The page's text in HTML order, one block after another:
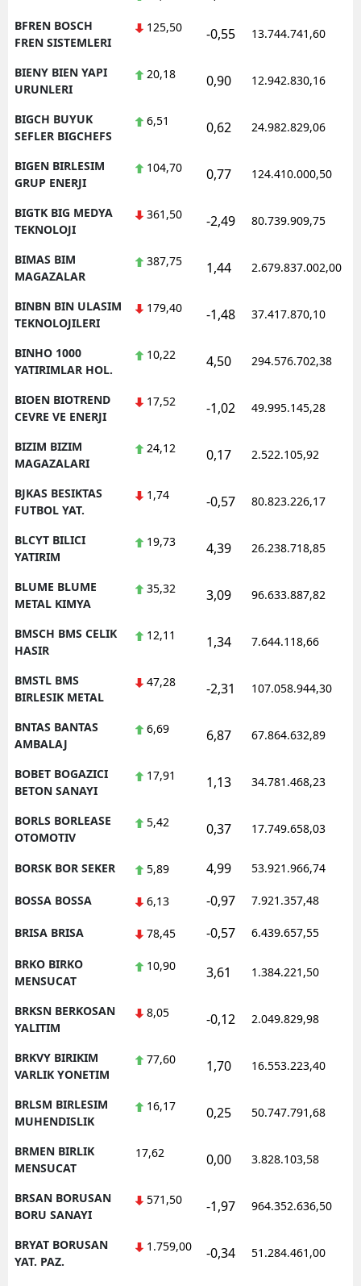
BFREN BOSCH
FREN SISTEMLERI
125,50 -0,55 13.744.741,60
BIENY BIEN YAPI
URUNLERI
20,18 0,90 12.942.830,16
BIGCH BUYUK
SEFLER BIGCHEFS
6,51 0,62 24.982.829,06
BIGEN BIRLESIM
GRUP ENERJI
104,70 0,77 124.410.000,50
BIGTK BIG MEDYA
TEKNOLOJI
361,50 -2,49 80.739.909,75
BIMAS BIM
MAGAZALAR
387,75 1,44 2.679.837.002,00
BINBN BIN ULASIM
TEKNOLOJILERI
179,40 -1,48 37.417.870,10
BINHO 1000
YATIRIMLAR HOL.
10,22 4,50 294.576.702,38
BIOEN BIOTREND
CEVRE VE ENERJI
17,52 -1,02 49.995.145,28
BIZIM BIZIM
MAGAZALARI
24,12 0,17 2.522.105,92
BJKAS BESIKTAS
FUTBOL YAT.
1,74 -0,57 80.823.226,17
BLCYT BILICI
YATIRIM
19,73 4,39 26.238.718,85
BLUME BLUME
METAL KIMYA
35,32 3,09 96.633.887,82
BMSCH BMS CELIK
HASIR
12,11 1,34 7.644.118,66
BMSTL BMS
BIRLESIK METAL
47,28 -2,31 107.058.944,30
BNTAS BANTAS
AMBALAJ
6,69 6,87 67.864.632,89
BOBET BOGAZICI
BETON SANAYI
17,91 1,13 34.781.468,23
BORLS BORLEASE
OTOMOTIV
5,42 0,37 17.749.658,03
BORSK BOR SEKER 5,89 4,99 53.921.966,74
BOSSA BOSSA 6,13 -0,97 7.921.357,48
BRISA BRISA 78,45 -0,57 6.439.657,55
BRKO BIRKO
MENSUCAT
10,90 3,61 1.384.221,50
BRKSN BERKOSAN
YALITIM
8,05 -0,12 2.049.829,98
BRKVY BIRIKIM
VARLIK YONETIM
77,60 1,70 16.553.223,40
BRLSM BIRLESIM
MUHENDISLIK
16,17 0,25 50.747.791,68
BRMEN BIRLIK
MENSUCAT
17,62 0,00 3.828.103,58
BRSAN BORUSAN
BORU SANAYI
571,50 -1,97 964.352.636,50
BRYAT BORUSAN
YAT. PAZ.
1.759,00 -0,34 51.284.461,00